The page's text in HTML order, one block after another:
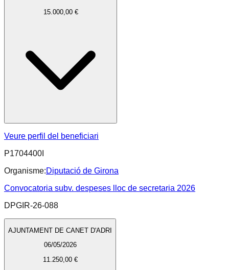
15.000,00 €
Veure perfil del beneficiari
P1704400I
Organisme:Diputació de Girona
Convocatoria subv. despeses lloc de secretaria 2026
DPGIR-26-088
AJUNTAMENT DE CANET D'ADRI
06/05/2026
11.250,00 €